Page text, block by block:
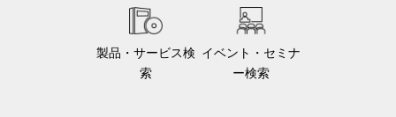
製品・サービス検
索
イベント・セミナ
ー検索